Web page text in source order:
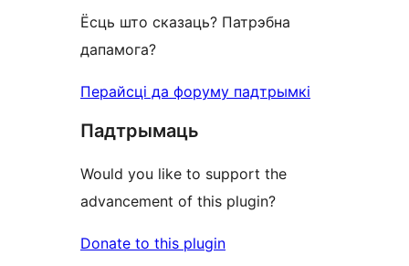
Ёсць што сказаць? Патрэбна
дапамога?
Перайсці да форуму падтрымкі
Падтрымаць
Would you like to support the
advancement of this plugin?
Donate to this plugin